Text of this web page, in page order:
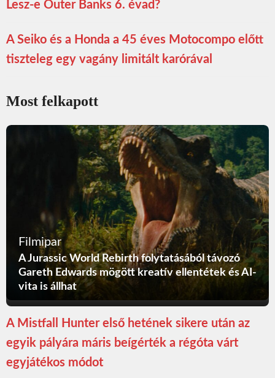
Lesz-e Outer Banks 6. évad?
A Seiko és a Honda a 45 éves Motocompo előtt
tiszteleg egy vagány limitált karórával
Most felkapott
Filmipar
A Jurassic World Rebirth folytatásából távozó
Gareth Edwards mögött kreatív ellentétek és AI-
vita is állhat
A Mistfall Hunter első hetének sikere után az
egyik pályára máris beígérték a régóta várt
egyjátékos módot